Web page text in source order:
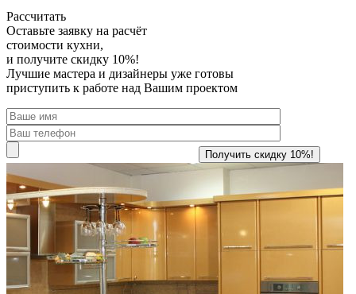
Рассчитать
Оставьте заявку на расчёт
стоимости кухни,
и получите скидку 10%!
Лучшие мастера и дизайнеры уже готовы
приступить к работе над Вашим проектом